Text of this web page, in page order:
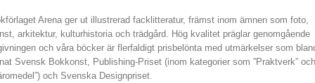
Arena ger ut illustrerad facklitteratur, främst inom ämnen som foto,
arkitektur, kulturhistoria och trädgård. Hög kvalitet präglar genomgående
och våra böcker är flerfaldigt prisbelönta med utmärkelser som
Svensk Bokkonst, Publishing-Priset (inom kategorier som ”Praktverk” och
och Svenska Designpriset.